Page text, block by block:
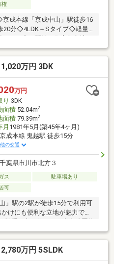
権
成本線「京成中山」駅徒歩16
20分◇4LDK＋Sタイプ◇軽量
駐車可能）《周辺施設》ファ
約80m(徒歩1分)ワイズマート
リス幼稚園・・約430m(徒歩6
徒歩14分)市川市立中山小学
四中学校・・約460m(徒歩6
含む
万円 3DK
万円
り 3DK
面積52.04m2
面積79.39m2
月 1981年5月(築45年4ヶ月)
京成本線 鬼越駅 徒歩15分
の交通
千葉県市川市北方３
ス
駐車場あり
可
」駅の2駅が徒歩15分で利用可
けにも便利な立地が魅力で
、リフォームを検討しながら
■市川第四中学校まで徒歩4
病院まで徒歩6分、ファミリー
8分と、教育・生活・買物施設
万円 5SLDK